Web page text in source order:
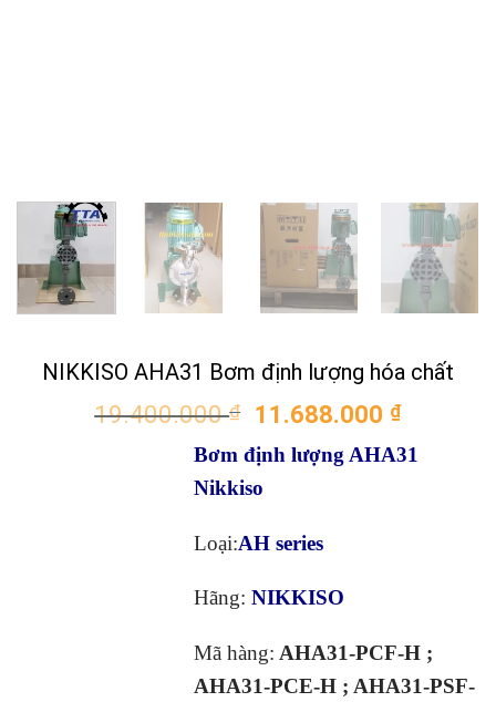
NIKKISO AHA31 Bơm định lượng hóa chất
19.400.000₫
Giá
là:
19.400.000 ₫.
11.688.000 ₫Giá
tại
Bơm định lượng AHA31
Nikkiso
Loại:AH series
Hãng: NIKKISO
Mã hàng: AHA31-PCF-H ;
AHA31-PCE-H ; AHA31-PSF-